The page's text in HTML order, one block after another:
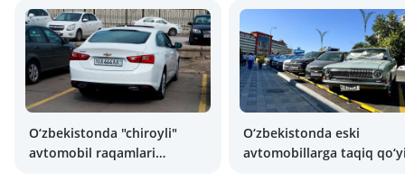
O‘zbekistonda "chiroyli"
avtomobil raqamlari
O‘zbekistonda eski
avtomobillarga taqiq